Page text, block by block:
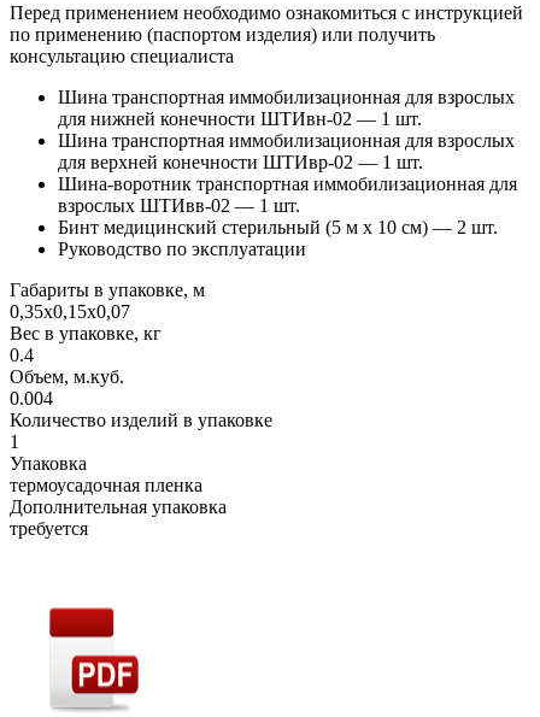
Перед применением необходимо ознакомиться с инструкцией
по применению (паспортом изделия) или получить
консультацию специалиста
Шина транспортная иммобилизационная для взрослых
для нижней конечности ШТИвн-02 — 1 шт.
Шина транспортная иммобилизационная для взрослых
для верхней конечности ШТИвр-02 — 1 шт.
Шина-воротник транспортная иммобилизационная для
взрослых ШТИвв-02 — 1 шт.
Бинт медицинский стерильный (5 м х 10 см) — 2 шт.
Руководство по эксплуатации
Габариты в упаковке, м
0,35х0,15х0,07
Вес в упаковке, кг
0.4
Объем, м.куб.
0.004
Количество изделий в упаковке
1
Упаковка
термоусадочная пленка
Дополнительная упаковка
требуется